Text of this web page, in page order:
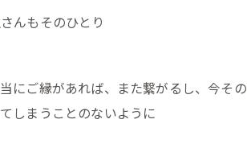
んもそのひとり
にご縁があれば、また繋がるし、今
しまうことのないように